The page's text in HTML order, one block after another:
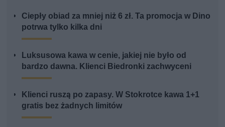
Ciepły obiad za mniej niż 6 zł. Ta promocja w Dino
potrwa tylko kilka dni
Luksusowa kawa w cenie, jakiej nie było od
bardzo dawna. Klienci Biedronki zachwyceni
Klienci ruszą po zapasy. W Stokrotce kawa 1+1
gratis bez żadnych limitów